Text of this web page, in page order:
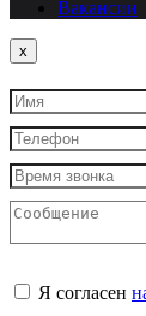
Вакансии
x
Я согласен